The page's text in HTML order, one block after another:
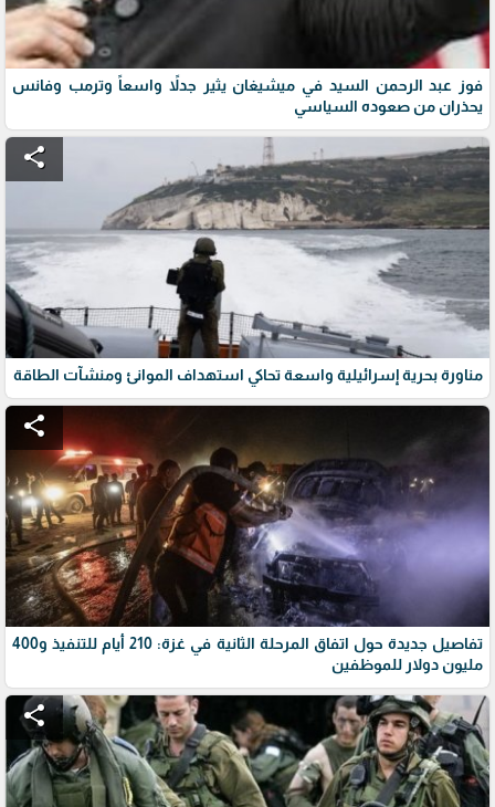
فوز عبد الرحمن السيد في ميشيغان يثير جدلاً واسعاً وترمب وفانس
يحذران من صعوده السياسي
share
مناورة بحرية إسرائيلية واسعة تحاكي استهداف الموانئ ومنشآت الطاقة
share
تفاصيل جديدة حول اتفاق المرحلة الثانية في غزة: 210 أيام للتنفيذ و400
مليون دولار للموظفين
share